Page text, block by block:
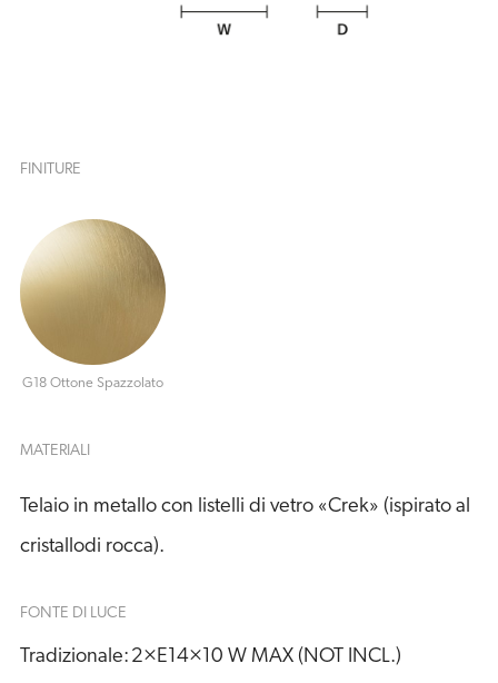
FINITURE
G18 Ottone Spazzolato
MATERIALI
Telaio in metallo con listelli di vetro «Crek» (ispirato al
cristallodi rocca).
FONTE DI LUCE
Tradizionale: 2×E14×10 W MAX (NOT INCL.)